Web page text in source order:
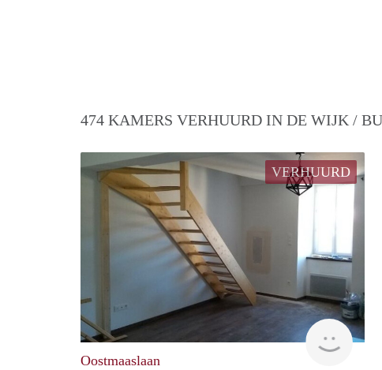
474 KAMERS VERHUURD IN DE WIJK /
VERHUURD
finder
Oostmaaslaan